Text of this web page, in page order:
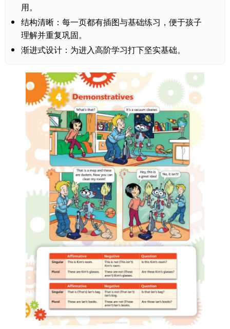
用。
结构清晰：每一页都有插图与基础练习，便于孩子
理解并重复巩固。
渐进式设计：为进入高阶学习打下坚实基础。